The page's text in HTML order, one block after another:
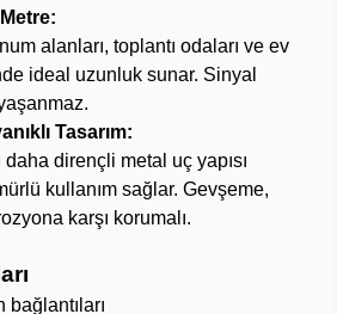
alanları, toplantı odaları ve ev
ideal uzunluk sunar. Sinyal
Tasarım:
daha dirençli metal uç yapısı
kullanım sağlar. Gevşeme,
karşı korumalı.